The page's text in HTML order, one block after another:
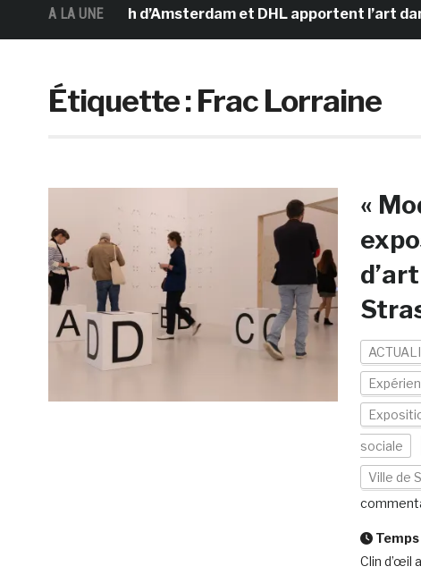
A LA UNE
Van Gogh d’Amsterdam et DHL apportent l’art dans
Étiquette :Frac Lorraine
«
sociale
Ville de
Temps
Clin d’œil